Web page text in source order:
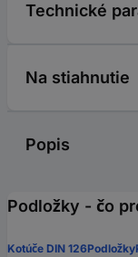
Technické
Na stiahnutie
Popis
Podložky - čo
Kotúče DIN 126Podložky